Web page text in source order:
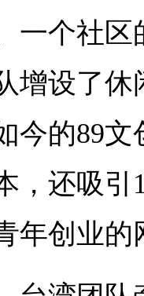
一个社
增设了
今的89
，还吸
年创业的